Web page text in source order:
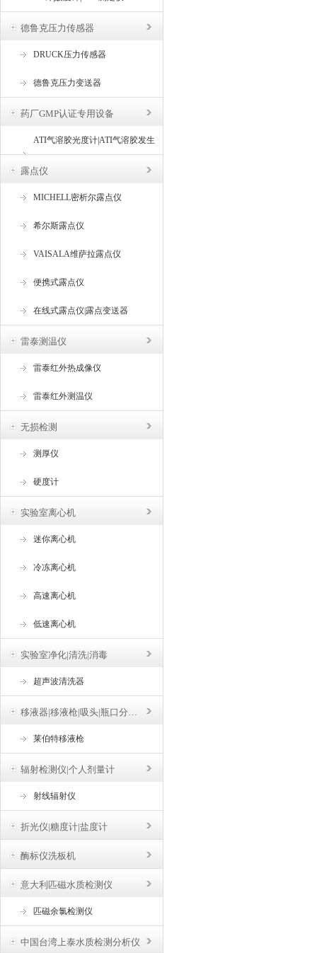
德鲁克压力传感器
DRUCK压力传感器
德鲁克压力变送器
药厂GMP认证专用设备
ATI气溶胶光度计|ATI气溶胶发生
器
露点仪
MICHELL密析尔露点仪
希尔斯露点仪
VAISALA维萨拉露点仪
便携式露点仪
在线式露点仪|露点变送器
雷泰测温仪
雷泰红外热成像仪
雷泰红外测温仪
无损检测
测厚仪
硬度计
实验室离心机
迷你离心机
冷冻离心机
高速离心机
低速离心机
实验室净化|清洗|消毒
超声波清洗器
移液器|移液枪|吸头|瓶口分液器
莱伯特移液枪
辐射检测仪|个人剂量计
射线辐射仪
折光仪|糖度计|盐度计
酶标仪洗板机
意大利匹磁水质检测仪
匹磁余氯检测仪
中国台湾上泰水质检测分析仪